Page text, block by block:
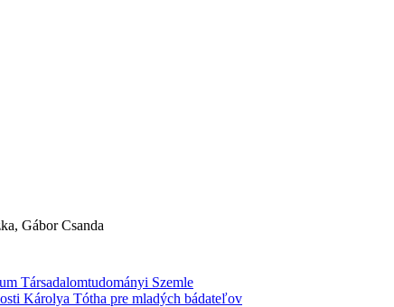
Gábor Csanda
Társadalomtudományi Szemle
Károlya Tótha pre mladých bádateľov